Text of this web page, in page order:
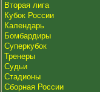
Вторая лига
Кубок России
Календарь
Бомбардиры
Суперкубок
Тренеры
Судьи
Стадионы
Сборная России